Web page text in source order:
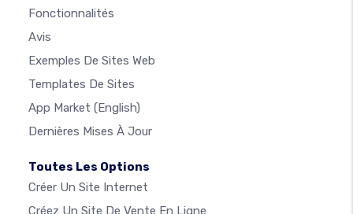
Fonctionnalités
Avis
Exemples De Sites Web
Templates De Sites
App Market (English)
Dernières Mises À Jour
Toutes Les Options
Créer Un Site Internet
Créez Un Site De Vente En Ligne